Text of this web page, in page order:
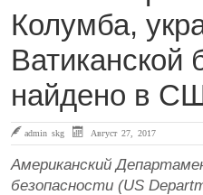
Колумба,
Ватиканской
найдено в
admin skg Август 27, 2017
Американский
безопасности (US